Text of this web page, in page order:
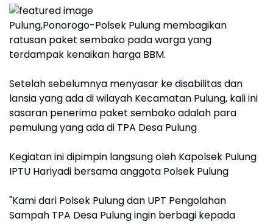
Pulung,Ponorogo-Polsek Pulung membagikan
ratusan paket sembako pada warga yang
terdampak kenaikan harga BBM.
Setelah sebelumnya menyasar ke disabilitas dan
lansia yang ada di wilayah Kecamatan Pulung, kali ini
sasaran penerima paket sembako adalah para
pemulung yang ada di TPA Desa Pulung
Kegiatan ini dipimpin langsung oleh Kapolsek Pulung
IPTU Hariyadi bersama anggota Polsek Pulung
"Kami dari Polsek Pulung dan UPT Pengolahan
Sampah TPA Desa Pulung ingin berbagi kepada